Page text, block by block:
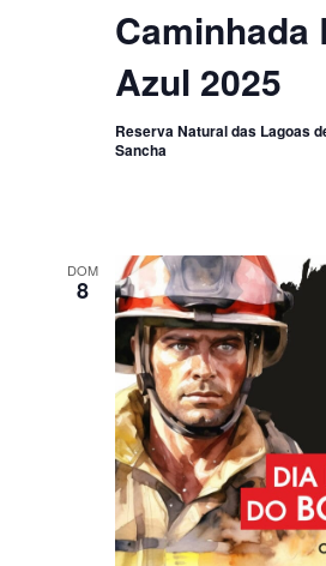
Caminhada
Azul 2025
Reserva Natural das Lagoas
Sancha
DOM
8